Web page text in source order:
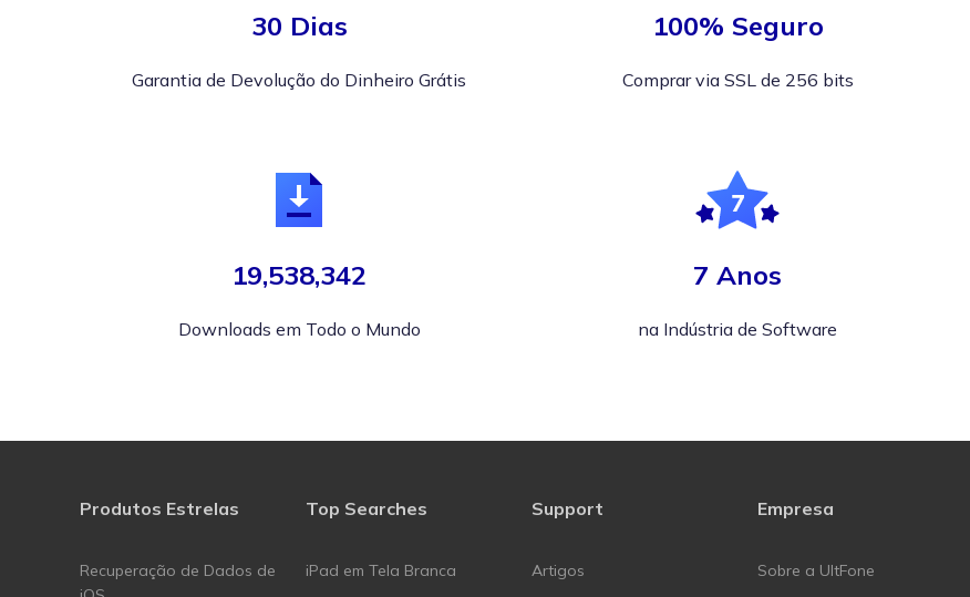
30 Dias
Garantia de Devolução do Dinheiro Grátis
100% Seguro
Comprar via SSL de 256 bits
19,538,342
Downloads em Todo o Mundo
7 Anos
na Indústria de Software
Produtos Estrelas
Recuperação de Dados de
Top Searches
iPad em Tela Branca
Support
Artigos
Empresa
Sobre a UltFone